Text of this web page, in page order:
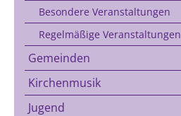
Besondere Veranstaltungen
Regelmäßige Veranstaltungen
Gemeinden
Kirchenmusik
Jugend